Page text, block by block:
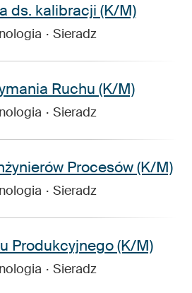
ds. kalibracji (K/M)
· Sieradz
Ruchu (K/M)
· Sieradz
Procesów (K/M)
· Sieradz
Produkcyjnego (K/M)
· Sieradz